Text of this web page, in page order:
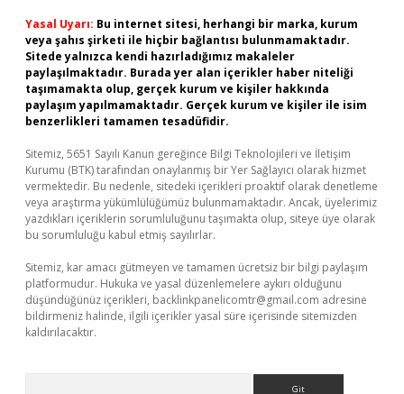
Yasal Uyarı: Bu internet sitesi, herhangi bir marka, kurum
veya şahıs şirketi ile hiçbir bağlantısı bulunmamaktadır.
Sitede yalnızca kendi hazırladığımız makaleler
paylaşılmaktadır. Burada yer alan içerikler haber niteliği
taşımamakta olup, gerçek kurum ve kişiler hakkında
paylaşım yapılmamaktadır. Gerçek kurum ve kişiler ile isim
benzerlikleri tamamen tesadüfidir.
Sitemiz, 5651 Sayılı Kanun gereğince Bilgi Teknolojileri ve İletişim
Kurumu (BTK) tarafından onaylanmış bir Yer Sağlayıcı olarak hizmet
vermektedir. Bu nedenle, sitedeki içerikleri proaktif olarak denetleme
veya araştırma yükümlülüğümüz bulunmamaktadır. Ancak, üyelerimiz
yazdıkları içeriklerin sorumluluğunu taşımakta olup, siteye üye olarak
bu sorumluluğu kabul etmiş sayılırlar.
Sitemiz, kar amacı gütmeyen ve tamamen ücretsiz bir bilgi paylaşım
platformudur. Hukuka ve yasal düzenlemelere aykırı olduğunu
düşündüğünüz içerikleri, backlinkpanelicomtr@gmail.com adresine
bildirmeniz halinde, ilgili içerikler yasal süre içerisinde sitemizden
kaldırılacaktır.